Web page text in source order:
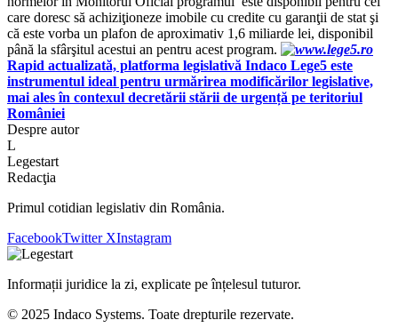
care doresc să achiziţioneze imobile cu credite cu garanţii de stat şi
că este vorba un plafon de aproximativ 1,6 miliarde lei, disponibil
până la sfârşitul acestui an pentru acest program.
Rapid actualizată, platforma legislativă Indaco Lege5 este
instrumentul ideal pentru urmărirea modificărilor legislative,
mai ales în contexul decretării stării de urgență pe teritoriul
României
Despre autor
L
Legestart
Redacţia
Primul cotidian legislativ din România.
FacebookTwitter XInstagram
Informații juridice la zi, explicate pe înțelesul tuturor.
© 2025 Indaco Systems. Toate drepturile rezervate.